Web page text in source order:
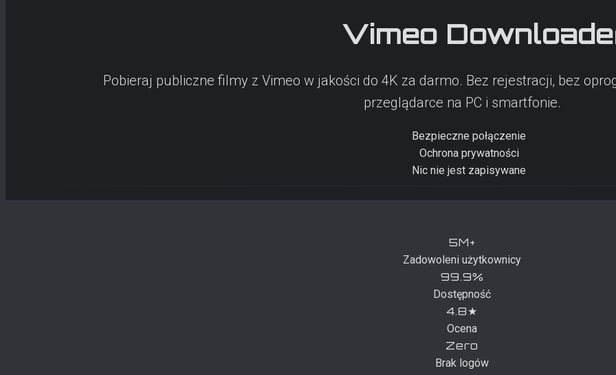
Vimeo
Pobieraj publiczne filmy z Vimeo w jakości do 4K za darmo. Bez rejestracji, bez
przeglądarce na PC i smartfonie.
Bezpieczne połączenie
Ochrona prywatności
Nic nie jest zapisywane
5M+
Zadowoleni użytkownicy
99.9%
Dostępność
4.8★
Ocena
Zero
Brak logów